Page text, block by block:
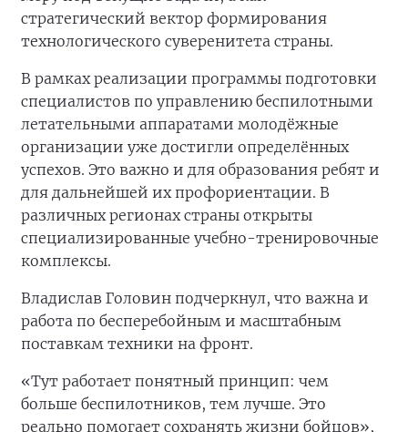
стратегический вектор формирования
технологического суверенитета страны.
В рамках реализации программы подготовки
специалистов по управлению беспилотными
летательными аппаратами молодёжные
организации уже достигли определённых
успехов. Это важно и для образования ребят и
для дальнейшей их профориентации. В
различных регионах страны открыты
специализированные учебно-тренировочные
комплексы.
Владислав Головин подчеркнул, что важна и
работа по бесперебойным и масштабным
поставкам техники на фронт.
«Тут работает понятный принцип: чем
больше беспилотников, тем лучше. Это
реально помогает сохранять жизни бойцов»,